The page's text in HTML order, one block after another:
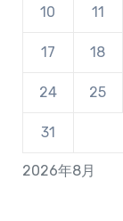
2026年8月
10 11
17 18
24 25
31